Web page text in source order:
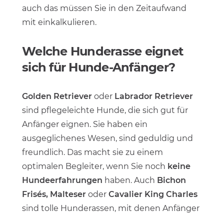
auch das müssen Sie in den Zeitaufwand
mit einkalkulieren.
Welche Hunderasse eignet
sich für Hunde-Anfänger?
Golden Retriever oder Labrador Retriever
sind pflegeleichte Hunde, die sich gut für
Anfänger eignen. Sie haben ein
ausgeglichenes Wesen, sind geduldig und
freundlich. Das macht sie zu einem
optimalen Begleiter, wenn Sie noch keine
Hundeerfahrungen haben. Auch Bichon
Frisés, Malteser oder Cavalier King Charles
sind tolle Hunderassen, mit denen Anfänger